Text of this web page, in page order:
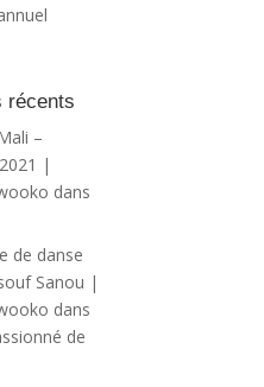
récents
–
|
dans
de danse
Sanou |
dans
de